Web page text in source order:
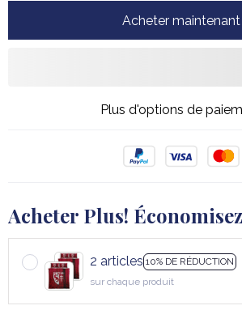
Acheter maintenant
Plus d'options de
Acheter Plus!
2 articles 10% DE RÉDUCTION
sur chaque produit